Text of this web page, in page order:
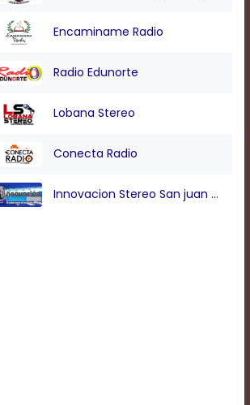
Encaminame Radio
Radio Edunorte
Lobana Stereo
Conecta Radio
Innovacion Stereo San juan Nepo